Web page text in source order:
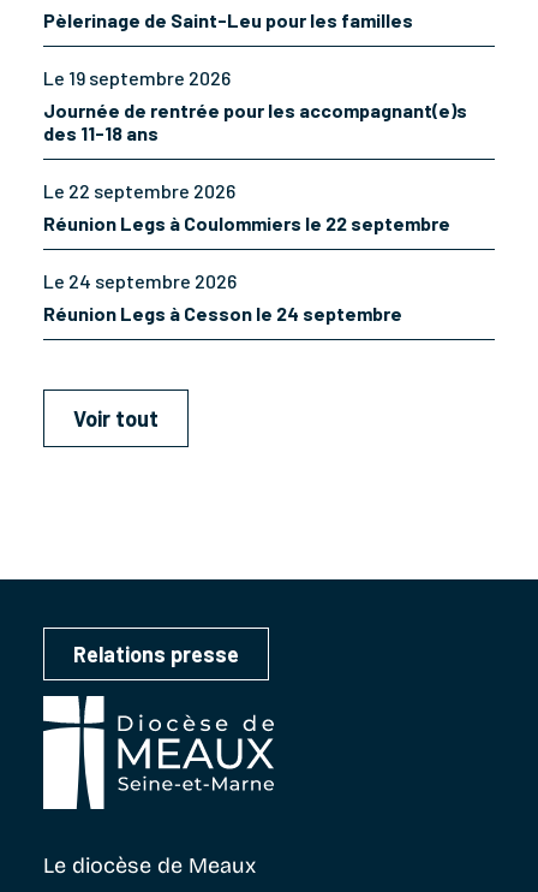
Pèlerinage de Saint-Leu pour les familles
Le 19 septembre 2026
Journée de rentrée pour les accompagnant(e)s
des 11-18 ans
Le 22 septembre 2026
Réunion Legs à Coulommiers le 22 septembre
Le 24 septembre 2026
Réunion Legs à Cesson le 24 septembre
Voir tout
Relations presse
Le diocèse de Meaux